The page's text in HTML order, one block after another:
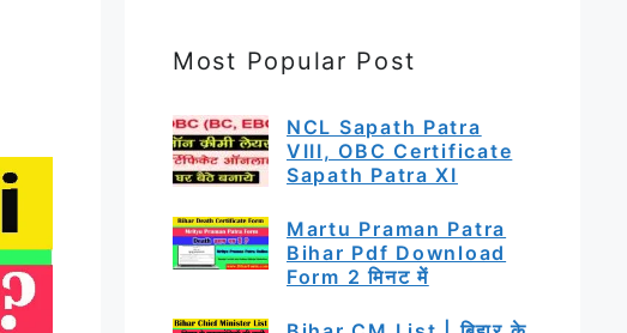
Most Popular Post
NCL Sapath Patra
VIII, OBC Certificate
Sapath Patra XI
Martu Praman Patra
Bihar Pdf Download
Form 2 मिनट में